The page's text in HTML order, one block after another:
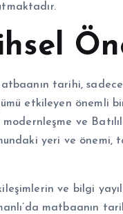
tarihi,
etkileyen önemli
ve
yeri ve önemi,
ve bilgi
matbaanın